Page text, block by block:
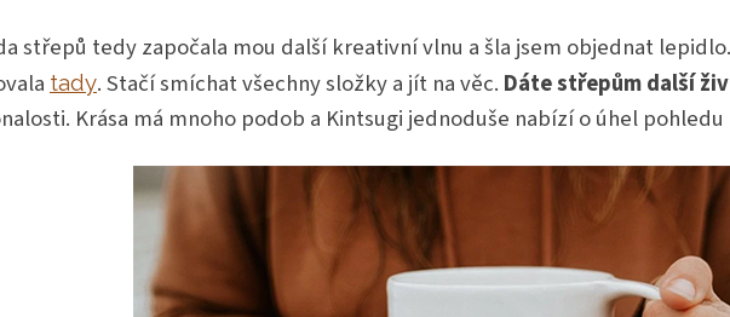
střepů tedy započala mou další kreativní vlnu a šla jsem objednat
tady. Stačí smíchat všechny složky a jít na věc. Dáte střepům další
Krása má mnoho podob a Kintsugi jednoduše nabízí o úhel pohledu